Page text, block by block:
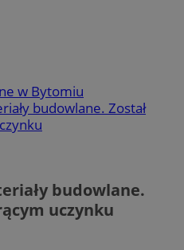
w Bytomiu
budowlane. Został
budowlane.
uczynku